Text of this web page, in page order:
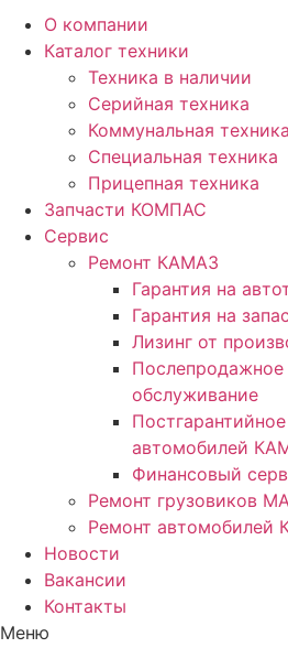
О компании
Каталог техники
Техника в наличии
Серийная техника
Коммунальная техника
Специальная техника
Прицепная техника
Запчасти КОМПАС
Сервис
Ремонт КАМАЗ
Гарантия на
Гарантия на
Лизинг от
Послепродажное
обслуживание
автомобилей
Финансовый
Ремонт грузовиков
Ремонт автомобилей
Новости
Вакансии
Контакты
Меню